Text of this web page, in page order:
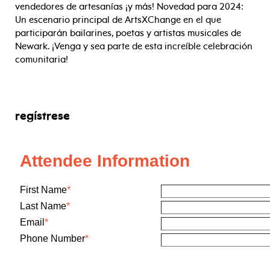
vendedores de artesanías ¡y más! Novedad para 2024:
Un escenario principal de ArtsXChange en el que
participarán bailarines, poetas y artistas musicales de
Newark. ¡Venga y sea parte de esta increíble celebración
comunitaria!
regístrese